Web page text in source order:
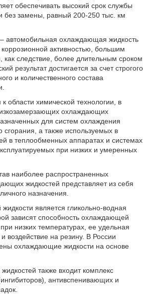
обеспечивать высокий срок службы
без замены, равный 200-250 тыс. км
– автомобильная охлаждающая жидкость
активностью, большим
следствие, более длительным сроком
результат достигается за счет строгого
и количественного состава
области химической технологии, в
охлаждающих
для систем охлаждения
сгорания, а также используемых в
в теплообменных аппаратах и системах
при низких и умеренных
наиболее распространенных
жидкостей представляет из себя
назначения.
является гликольно-водная
зависят способность охлаждающей
низких температурах, ее удельная
и воздействие на резину. В России
охлаждающие жидкости на основе
также входит комплекс
антивспенивающих и